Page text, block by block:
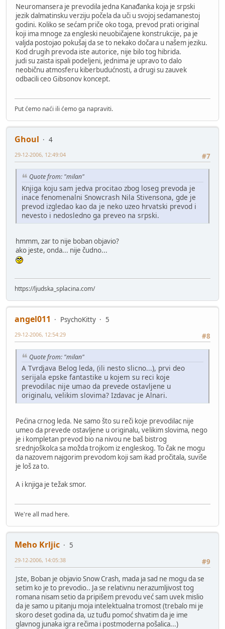
Neuromansera je prevodila jedna Kanađanka koja je srpski
jezik dalmatinsku verziju počela da uči u svojoj sedamanestoj
godini. Koliko se sećam priče oko toga, prevod prati original
koji ima mnoge za engleski neuobičajene konstrukcije, pa je
valjda postojao pokušaj da se to nekako dočara u našem jeziku.
Kod drugih prevoda iste autorice, nije bilo tog hibrida.
judi su zaista ispali podeljeni, jednima je upravo to dalo
neobičnu atmosferu kiberbudućnosti, a drugi su zauvek
odbacili ceo Gibsonov koncept.
Put ćemo naći ili ćemo ga napraviti.
Ghoul
4
#7
29-12-2006, 12:49:04
Quote from: "milan"
Knjiga koju sam jedva procitao zbog loseg prevoda je
inace fenomenalni Snowcrash Nila Stivensona, gde je
prevod izgledao kao da je neko uzeo hrvatski prevod i
nevesto i nedosledno ga preveo na srpski.
hmmm, zar to nije boban objavio?
ako jeste, onda... nije čudno...
https://ljudska_splacina.com/
angel011 PsychoKitty
5
#8
29-12-2006, 12:54:29
Quote from: "milan"
A Tvrdjava Belog leda, (ili nesto slicno...), prvi deo
serijala epske fantastike u kojem su reci koje
prevodilac nije umao da prevede ostavljene u
originalu, velikim slovima? Izdavac je Alnari.
Pećina crnog leda. Ne samo što su reči koje prevodilac nije
umeo da prevede ostavljene u originalu, velikim slovima, nego
je i kompletan prevod bio na nivou ne baš bistrog
srednjoškolca sa možda trojkom iz engleskog. To čak ne mogu
da nazovem najgorim prevodom koji sam ikad pročitala, suviše
je loš za to.
A i knjiga je težak smor.
We're all mad here.
Meho Krljic
5
#9
29-12-2006, 14:05:38
Jste, Boban je objavio Snow Crash, mada ja sad ne mogu da se
setim ko je to prevodio.. Ja se relativnu nerazumljivost tog
romana nisam setio da pripišem prevodu već sam uvek mislio
da je samo u pitanju moja intelektualna tromost (trebalo mi je
skoro deset godina da, uz tuđu pomoć shvatim da je ime
glavnog junaka igra rečima i postmoderna pošalica...)